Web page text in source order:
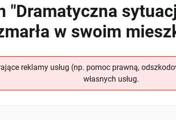
"Dramatyczna
w swoim
reklamy usług (np. pomoc prawną,
własnych usług.